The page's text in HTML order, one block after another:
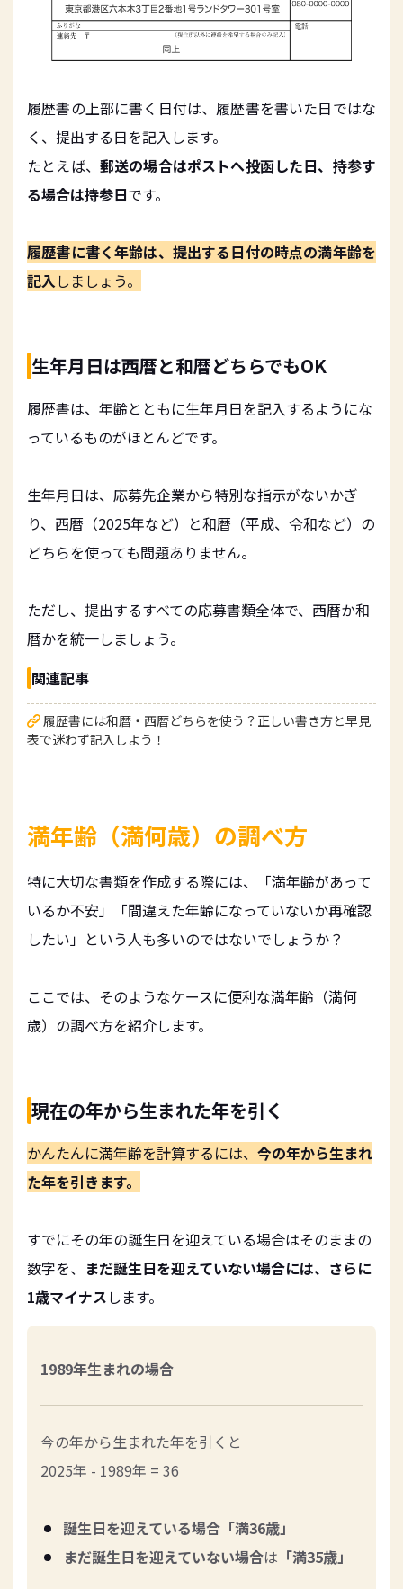
履歴書の上部に書く日付は、履歴書を書いた日ではな
く、提出する日を記入します。
たとえば、 郵送の場合はポストへ投函した日、持参す
る場合は持参日です。
履歴書に書く年齢は、提出する日付の時点の満年齢を
記入しましょう。
生年月日は西暦と和暦どちらでもOK
履歴書は、年齢とともに生年月日を記入するようにな
っているものがほとんどです。
生年月日は、応募先企業から特別な指示がないかぎ
り、西暦（2025年など）と和暦（平成、令和など）の
どちらを使っても問題ありません。
ただし、提出するすべての応募書類全体で、西暦か和
暦かを統一しましょう。
関連記事
履歴書には和暦・西暦どちらを使う？正しい書き方と早見
表で迷わず記入しよう！
満年齢（満何歳）の調べ方
特に大切な書類を作成する際には、「満年齢があって
いるか不安」「間違えた年齢になっていないか再確認
したい」という人も多いのではないでしょうか？
ここでは、そのようなケースに便利な満年齢（満何
歳）の調べ方を紹介します。
現在の年から生まれた年を引く
かんたんに満年齢を計算するには、 今の年から生まれ
た年を引きます。
すでにその年の誕生日を迎えている場合はそのままの
数字を、 まだ誕生日を迎えていない場合には、さらに
1歳マイナスします。
1989年生まれの場合
今の年から生まれた年を引くと
2025年 - 1989年 = 36
誕生日を迎えている場合「満36歳」
まだ誕生日を迎えていない場合は 「満35歳」